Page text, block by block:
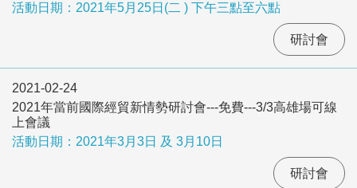
活動日期：2021年5月25日(二 ) 下午三點至六點
研討會
2021-02-24
2021年當前國際經貿新情勢研討會---免費---3/3高雄場可線
上會議
活動日期：2021年3月3日 及 3月10日
研討會